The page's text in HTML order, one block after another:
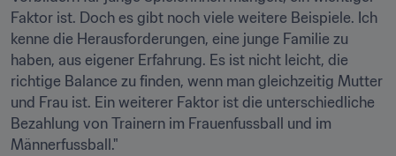
Faktor ist. Doch es gibt noch viele weitere Beispiele. Ich
kenne die Herausforderungen, eine junge Familie zu
haben, aus eigener Erfahrung. Es ist nicht leicht, die
richtige Balance zu finden, wenn man gleichzeitig Mutter
und Frau ist. Ein weiterer Faktor ist die unterschiedliche
Bezahlung von Trainern im Frauenfussball und im
Männerfussball."